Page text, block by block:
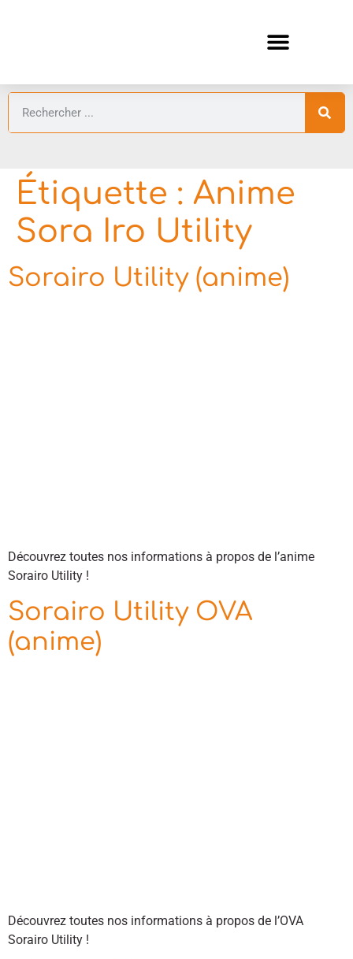
Étiquette : Anime
Sora Iro Utility
Sorairo Utility (anime)
Découvrez toutes nos informations à propos de l’anime
Sorairo Utility !
Sorairo Utility OVA
(anime)
Découvrez toutes nos informations à propos de l’OVA
Sorairo Utility !